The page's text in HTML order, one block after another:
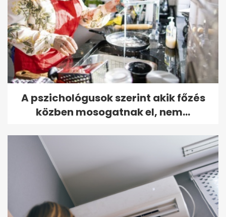
A pszichológusok szerint akik főzés
közben mosogatnak el, nem...